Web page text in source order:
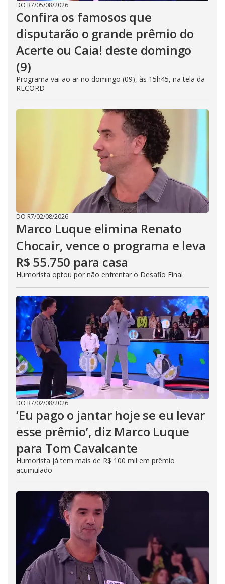
DO R7/05/08/2026
Confira os famosos que
disputarão o grande prêmio do
Acerte ou Caia! deste domingo
(9)
Programa vai ao ar no domingo (09), às 15h45, na tela da
RECORD
DO R7/02/08/2026
Marco Luque elimina Renato
Chocair, vence o programa e leva
R$ 55.750 para casa
Humorista optou por não enfrentar o Desafio Final
DO R7/02/08/2026
‘Eu pago o jantar hoje se eu levar
esse prêmio’, diz Marco Luque
para Tom Cavalcante
Humorista já tem mais de R$ 100 mil em prêmio
acumulado